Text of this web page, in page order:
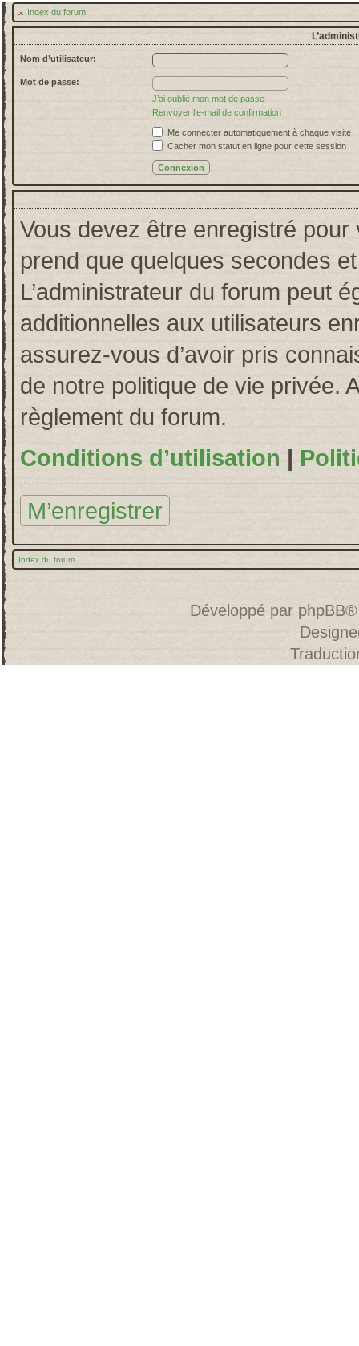
Index du forum
Nom d’utilisateur:
Mot de passe:
J’ai oublié mon mot de passe
Renvoyer l’e-mail de confirmation
Me connecter automatiquement à chaque visite
Cacher mon statut en ligne pour cette session
Vous devez être enregistré pour
prend que quelques secondes
L’administrateur du forum peut
additionnelles aux utilisateurs
assurez-vous d’avoir pris
de notre politique de vie privée.
règlement du forum.
Conditions d’utilisation |
M’enregistrer
Index du forum
Développé par phpBB®